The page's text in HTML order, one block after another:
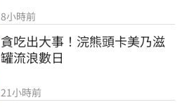
8小時前
貪吃出大事！浣熊頭卡美乃滋
罐流浪數日
21小時前